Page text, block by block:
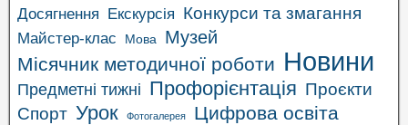
Досягнення Екскурсія Конкурси та змагання
Майстер-клас Мова Музей
Місячник методичної роботи Новини
Предметні тижні Профорієнтація Проєкти
Спорт Урок Фотогалерея Цифрова освіта